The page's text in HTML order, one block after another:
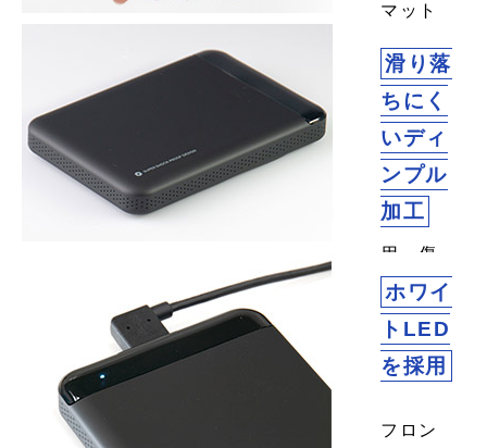
マット
で手触
りもな
めらか
なラバ
ー素材
を採
用。傷
や擦れ
などに
強い2層
のコー
グで仕
滑り落
ちにく
いディ
ンプル
加工
ケース
側面に
は、デ
ィンプ
球）形
ホワイ
トLED
を採用
フロン